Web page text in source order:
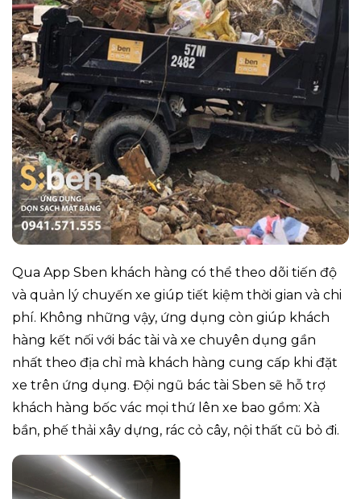
Qua App Sben khách hàng có thể theo dõi tiến độ
và quản lý chuyến xe giúp tiết kiệm thời gian và chi
phí. Không những vậy, ứng dụng còn giúp khách
hàng kết nối với bác tài và xe chuyên dụng gần
nhất theo địa chỉ mà khách hàng cung cấp khi đặt
xe trên ứng dụng. Đội ngũ bác tài Sben sẽ hỗ trợ
khách hàng bốc vác mọi thứ lên xe bao gồm: Xà
bần, phế thải xây dựng, rác cỏ cây, nội thất cũ bỏ đi.